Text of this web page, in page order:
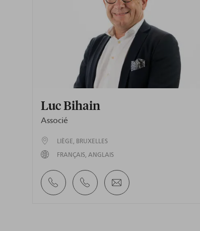
Luc Bihain
Associé
LIÈGE BRUXELLES
FRANÇAIS ANGLAIS